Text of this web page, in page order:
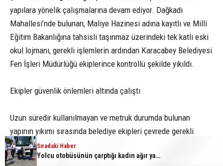
yapılara yönelik çalışmalarına devam ediyor. Dağkadı
Mahallesi’nde bulunan, Maliye Hazinesi adına kayıtlı ve Milli
Eğitim Bakanlığına tahsisli taşınmaz üzerindeki tek katlı eski
okul lojmanı, gerekli işlemlerin ardından Karacabey Belediyesi
Fen İşleri Müdürlüğü ekiplerince kontrollü şekilde yıkıldı.
Ekipler güvenlik önlemleri altında çalıştı
Uzun süredir kullanılmayan ve metruk durumda bulunan
yapının yıkımı sırasında belediye ekipleri çevrede gerekli
güvenlik tedbirlerini aldı. Fen İşleri Müdürlüğüne bağlı iş
makineleriyle gerçekleştirilen çalışmada, yıkım sırasında
Sıradaki Haber
Yolcu otobüsünün çarptığı kadın ağır yaralandı